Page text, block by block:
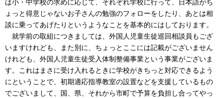
は小・中学校の求めに応じて、それぞれ学校に行って、日本語がち
ょっと得意じゃないお子さんの勉強のフォローをしたり、あとは相
談に乗ってあげたりというようなことを基本的にはしております。
就学前の取組につきましては、外国人児童生徒巡回相談員もござ
いますけれども、また別に、ちょっとここには記載がございません
けれども、外国人児童生徒受入体制整備事業という事業がございま
す。これはまさに受け入れるときに学校がきちっと対応できるよう
にということで、初期適応指導教室の設置などを支援しているもの
でございまして、国、県、それから市町で予算を負担し合ってやっ